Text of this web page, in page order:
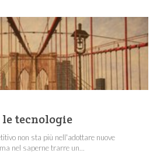
le tecnologie
non sta più nell'adottare nuove
nel saperne trarre un...